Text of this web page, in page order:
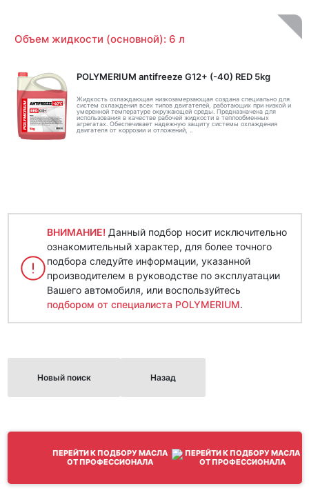
Объем жидкости (основной): 6 л
POLYMERIUM antifreeze G12+ (-40) RED 5kg
Жидкость охлаждающая низкозамерзающая создана специально для
систем охлаждения всех типов двигателей, работающих при низкой и
умеренной температуре окружающей среды. Предназначена для
использования в качестве рабочей жидкости в теплообменных
агрегатах. Обеспечивает надежную защиту системы охлаждения
двигателя от коррозии и отложений, ..
ВНИМАНИЕ! Данный подбор носит исключительно
ознакомительный характер, для более точного
подбора следуйте информации, указанной
производителем в руководстве по эксплуатации
Вашего автомобиля, или воспользуйтесь
подбором от специалиста POLYMERIUM.
Новый поиск Назад
ПЕРЕЙТИ К ПОДБОРУ МАСЛА
ОТ ПРОФЕССИОНАЛА